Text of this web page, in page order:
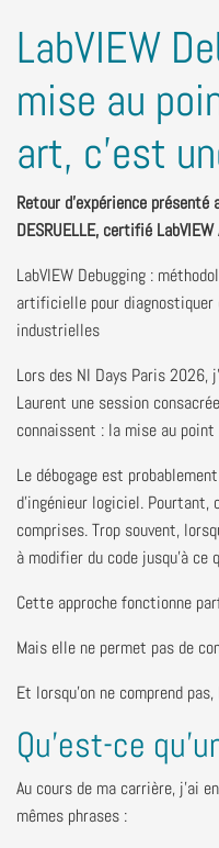
LabVIEW
mise au
art, c'est
Retour d'expérience présenté
DESRUELLE, certifié
LabVIEW Debugging :
artificielle pour
industrielles
Lors des NI Days Paris 2026,
Laurent une session
connaissent : la mise au point
Le débogage est
d'ingénieur logiciel. Pourtant,
comprises. Trop souvent,
à modifier du code jusqu'à ce
Cette approche fonctionne
Mais elle ne permet pas de
Et lorsqu'on ne comprend
Qu'est-ce
Au cours de ma carrière, j'ai
mêmes phrases :